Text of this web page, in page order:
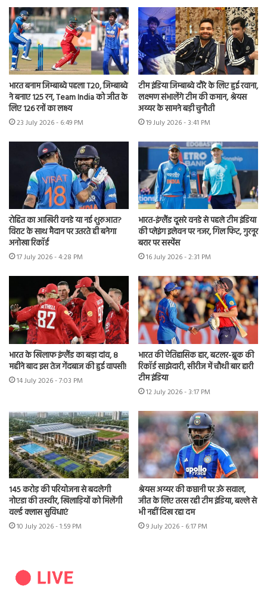
भारत बनाम जिम्बाब्वे पहला T20, जिम्बाब्वे
ने बनाए 125 रन, Team India को जीत के
लिए 126 रनों का लक्ष्य
23 July 2026 - 6:49 PM
टीम इंडिया जिम्बाब्वे दौरे के लिए हुई रवाना,
लक्ष्मण संभालेंगे टीम की कमान, श्रेयस
अय्यर के सामने बड़ी चुनौती
19 July 2026 - 3:41 PM
रोहित का आखिरी वनडे या नई शुरुआत?
विराट के साथ मैदान पर उतरते ही बनेगा
अनोखा रिकॉर्ड
17 July 2026 - 4:28 PM
भारत-इंग्लैंड दूसरे वनडे से पहले टीम इंडिया
की प्लेइंग इलेवन पर नजर, गिल फिट, गुरनूर
बरार पर सस्पेंस
16 July 2026 - 2:31 PM
भारत के खिलाफ इंग्लैंड का बड़ा दांव, 8
महीने बाद इस तेज गेंदबाज की हुई वापसी!
14 July 2026 - 7:03 PM
भारत की ऐतिहासिक हार, बटलर-ब्रूक की
रिकॉर्ड साझेदारी, सीरीज में चौथी बार हारी
टीम इंडिया
12 July 2026 - 3:17 PM
145 करोड़ की परियोजना से बदलेगी
नोएडा की तस्वीर, खिलाड़ियों को मिलेंगी
वर्ल्ड क्लास सुविधाएं
10 July 2026 - 1:59 PM
श्रेयस अय्यर की कप्तानी पर उठे सवाल,
जीत के लिए तरस रही टीम इंडिया, बल्ले से
भी नहीं दिख रहा दम
9 July 2026 - 6:17 PM